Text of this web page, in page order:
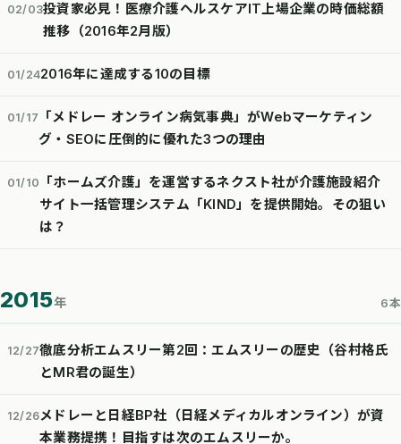
02/03投資家必見！医療介護ヘルスケアIT上場企業の時価総額
推移（2016年2月版）
01/242016年に達成する10の目標
01/17
「メドレー オンライン病気事典」がWebマーケティン
グ・SEOに圧倒的に優れた3つの理由
01/10
「ホームズ介護」を運営するネクスト社が介護施設紹介
サイト一括管理システム「KIND」を提供開始。その狙い
は？
2015年 6本
12/27徹底分析エムスリー第2回：エムスリーの歴史（谷村格氏
とMR君の誕生）
12/26メドレーと日経BP社（日経メディカルオンライン）が資
本業務提携！目指すは次のエムスリーか。